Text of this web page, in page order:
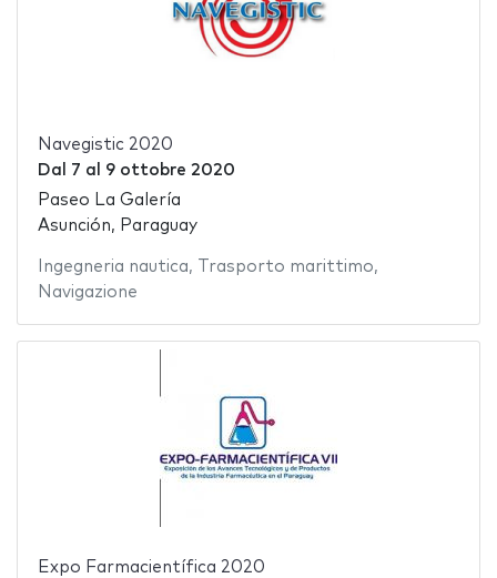
Navegistic 2020
Dal 7 al 9 ottobre 2020
Paseo La Galería
Asunción, Paraguay
Ingegneria nautica, Trasporto marittimo,
Navigazione
Expo Farmacientífica 2020